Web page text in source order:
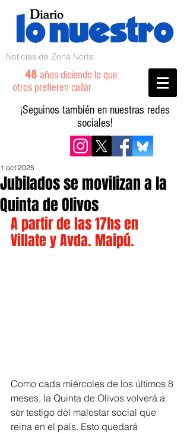
Noticias de Zona Norte
48 años diciendo lo que
otros prefieren callar
¡Seguinos también en nuestras redes
sociales!
Jubilados se movilizan a la
Quinta de Olivos
1 oct 2025
A partir de las 17hs en
Villate y Avda. Maipú.
Como cada miércoles de los últimos 8
meses, la Quinta de Olivos volverá a
ser testigo del malestar social que
reina en el país. Esto quedará